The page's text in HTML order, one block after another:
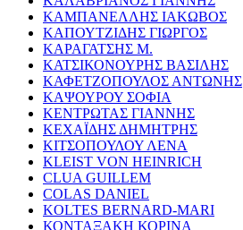
ΚΑΜΠΑΝΕΛΛΗΣ ΙΑΚΩΒΟΣ
ΚΑΠΟΥΤΖΙΔΗΣ ΓΙΩΡΓΟΣ
ΚΑΡΑΓΑΤΣΗΣ Μ.
ΚΑΤΣΙΚΟΝΟΥΡΗΣ ΒΑΣΙΛΗΣ
ΚΑΦΕΤΖΟΠΟΥΛΟΣ ΑΝΤΩΝΗΣ
ΚΑΨΟΥΡΟΥ ΣΟΦΙΑ
ΚΕΝΤΡΩΤΑΣ ΓΙΑΝΝΗΣ
ΚΕΧΑΪΔΗΣ ΔΗΜΗΤΡΗΣ
ΚΙΤΣΟΠΟΥΛΟΥ ΛΕΝΑ
KLEIST VON HEINRICH
CLUA GUILLEM
COLAS DANIEL
KOLTES BERNARD-MARI
ΚΟΝΤΑΞΑΚΗ ΚΟΡΙΝΑ